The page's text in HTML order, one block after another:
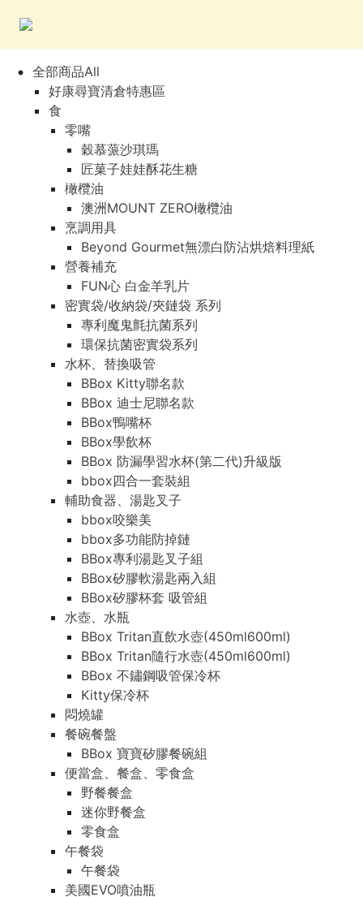
全部商品All
好康尋寶清倉特惠區
食
零嘴
穀慕蒎沙琪瑪
匠菓子娃娃酥花生糖
橄欖油
澳洲MOUNT ZERO橄欖油
烹調用具
Beyond Gourmet無漂白防沾烘焙料理紙
營養補充
FUN心 白金羊乳片
密實袋/收納袋/夾鏈袋 系列
專利魔鬼氈抗菌系列
環保抗菌密實袋系列
水杯、替換吸管
BBox Kitty聯名款
BBox 迪士尼聯名款
BBox鴨嘴杯
BBox學飲杯
BBox 防漏學習水杯(第二代)升級版
bbox四合一套裝組
輔助食器、湯匙叉子
bbox咬樂美
bbox多功能防掉鏈
BBox專利湯匙叉子組
BBox矽膠軟湯匙兩入組
BBox矽膠杯套 吸管組
水壺、水瓶
BBox Tritan直飲水壺(450ml600ml)
BBox Tritan隨行水壺(450ml600ml)
BBox 不鏽鋼吸管保冷杯
Kitty保冷杯
悶燒罐
餐碗餐盤
BBox 寶寶矽膠餐碗組
便當盒、餐盒、零食盒
野餐餐盒
迷你野餐盒
零食盒
午餐袋
午餐袋
美國EVO噴油瓶